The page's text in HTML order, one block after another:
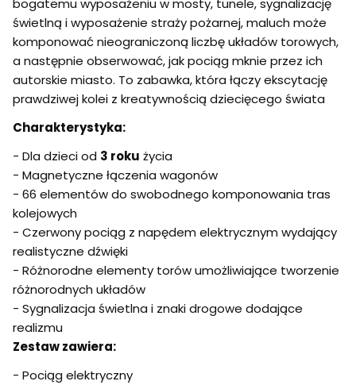
bogatemu wyposażeniu w mosty, tunele, sygnalizację
świetlną i wyposażenie straży pożarnej, maluch może
komponować nieograniczoną liczbę układów torowych,
a następnie obserwować, jak pociąg mknie przez ich
autorskie miasto. To zabawka, która łączy ekscytację
prawdziwej kolei z kreatywnością dziecięcego świata
Charakterystyka:
- Dla dzieci od 3 roku życia
- Magnetyczne łączenia wagonów
- 66 elementów do swobodnego komponowania tras
kolejowych
- Czerwony pociąg z napędem elektrycznym wydający
realistyczne dźwięki
- Różnorodne elementy torów umożliwiające tworzenie
różnorodnych układów
- Sygnalizacja świetlna i znaki drogowe dodające
realizmu
Zestaw zawiera:
- Pociąg elektryczny